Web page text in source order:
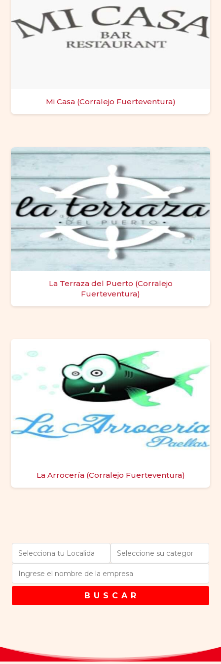
Mi Casa (Corralejo Fuerteventura)
La Terraza del Puerto (Corralejo
Fuerteventura)
La Arrocería (Corralejo Fuerteventura)
B U S C A R